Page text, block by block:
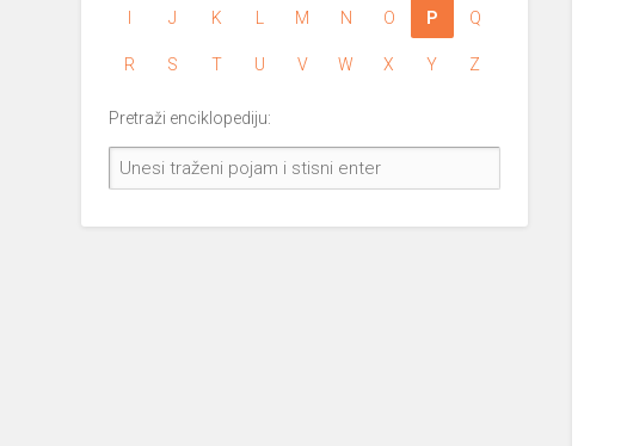
J K M N O P Q
R S T U V W X Y Z
Pretraži enciklopediju: